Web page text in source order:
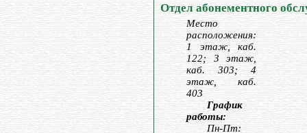
Отдел абонементного
Место
расположения:
1 этаж, каб.
122; 3 этаж,
каб. 303; 4
этаж, каб.
403
График
работы:
Пн-Пт: